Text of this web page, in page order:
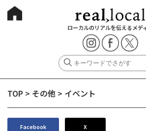
ローカルのリアルを伝えるメデ
TOP > その他 > イベント
Facebook X